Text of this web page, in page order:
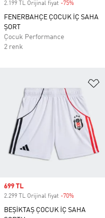
2.199 TL Orijinal fiyat -75%
FENERBAHÇE ÇOCUK İÇ SAHA
ŞORT
Çocuk Performance
2 renk
Sale price
699 TL
2.299 TL Orijinal fiyat -70%
BEŞİKTAŞ ÇOCUK İÇ SAHA